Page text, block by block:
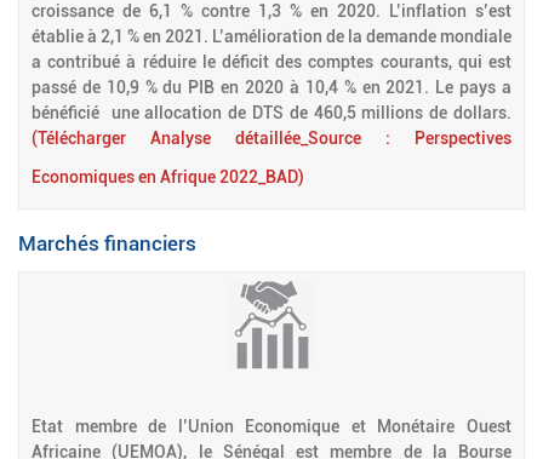
croissance de 6,1 % contre 1,3 % en 2020. L’inflation s’est
établie à 2,1 % en 2021. L’amélioration de la demande mondiale
a contribué à réduire le déficit des comptes courants, qui est
passé de 10,9 % du PIB en 2020 à 10,4 % en 2021. Le pays a
bénéficié une allocation de DTS de 460,5 millions de dollars.
(Télécharger Analyse détaillée_Source : Perspectives
Economiques en Afrique 2022_BAD)
Marchés financiers
Etat membre de l’Union Economique et Monétaire Ouest
Africaine (UEMOA), le Sénégal est membre de la Bourse